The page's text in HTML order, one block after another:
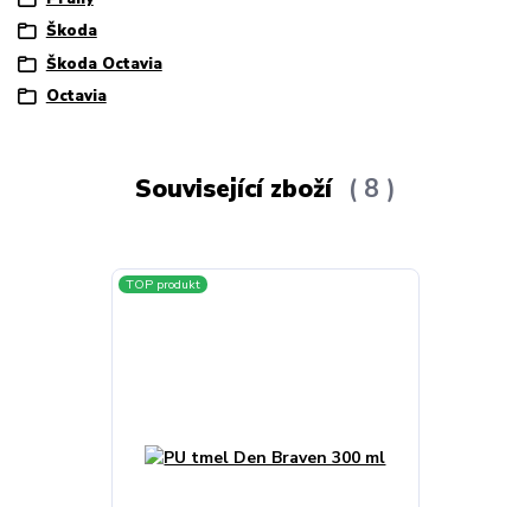
Škoda
Škoda Octavia
Octavia
Související zboží 8
TOP produkt